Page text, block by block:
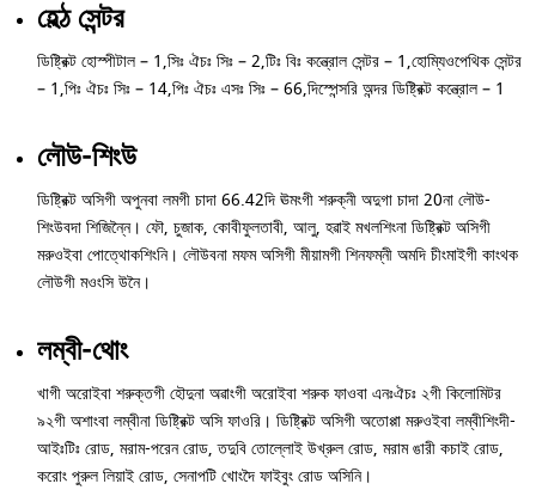
হেল্ঠ সেন্টর
ডিষ্ট্রিক্ট হোস্পীটাল – 1,সিঃ ঐচঃ সিঃ – 2,টিঃ বিঃ কন্ত্রোল সেন্টর – 1,হোম্যিওপেথিক সেন্টর
– 1,পিঃ ঐচঃ সিঃ – 14,পিঃ ঐচঃ এসঃ সিঃ – 66,দিস্পেন্সরি অন্দর ডিষ্ট্রিক্ট কন্ত্রোল – 1
লৌউ-শিংউ
ডিষ্ট্রিক্ট অসিগী অপুনবা লমগী চাদা 66.42দি ঊমংগী শরুক্নী অদুগা চাদা 20না লৌউ-
শিংউবদা শিজিন্নৈ। ফৌ, চুজাক, কোবীফুলতাবী, আলু, হৱাই মখলশিংনা ডিষ্ট্রিক্ট অসিগী
মরুওইবা পোত্থোকশিংনি। লৌউবনা মফম অসিগী মীয়ামগী শিনফম্নী অমদি চীংমাইগী কাংথক
লৌউগী মওংসি উনৈ।
লম্বী-থোং
খাগী অরোইবা শরুক্তগী হৌদুনা অৱাংগী অরোইবা শরুক ফাওবা এনঃঐচঃ ২গী কিলোমিটর
৯২গী অশাংবা লম্বীনা ডিষ্ট্রিক্ট অসি ফাওরি। ডিষ্ট্রিক্ট অসিগী অতোপ্পা মরুওইবা লম্বীশিংদী-
আইঃটিঃ রোড, মরাম-পরেন রোড, তদুবি তোল্লোই উখ্রুল রোড, মরাম ঙারী কচাই রোড,
করোং পুরুল লিয়াই রোড, সেনাপটি খোংদৈ ফাইবুং রোড অসিনি।